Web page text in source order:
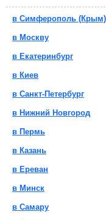
в Симферополь (Крым)
в Москву
в Екатеринбург
в Киев
в Санкт-Петербург
в Нижний Новгород
в Пермь
в Казань
в Ереван
в Минск
в Самару